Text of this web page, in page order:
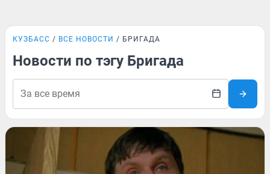
КУЗБАСС ВСЕ НОВОСТИ БРИГАДА
Новости по тэгу Бригада